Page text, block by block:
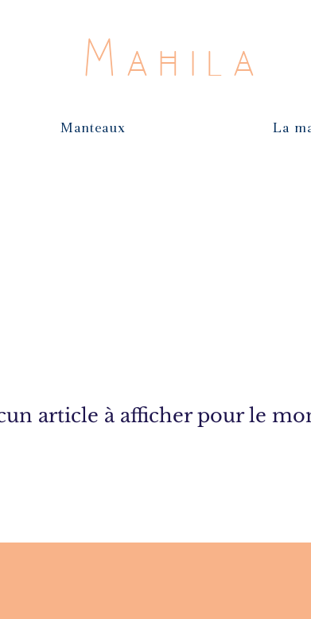
Mahila
Manteaux La
article à afficher pour le